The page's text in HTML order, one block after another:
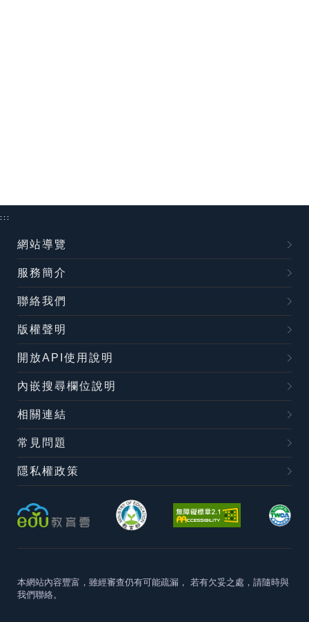
:::
網站導覽
服務簡介
聯絡我們
版權聲明
開放API使用說明
內嵌搜尋欄位說明
相關連結
常見問題
隱私權政策
本網站內容豐富，雖經審查仍有可能疏漏， 若有欠妥之處，請隨時與
我們聯絡。